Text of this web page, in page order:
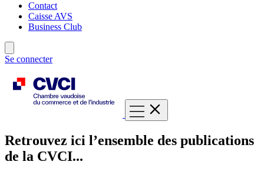
Contact
Caisse AVS
Business Club
Se connecter
Retrouvez ici l’ensemble des publications
de la CVCI...